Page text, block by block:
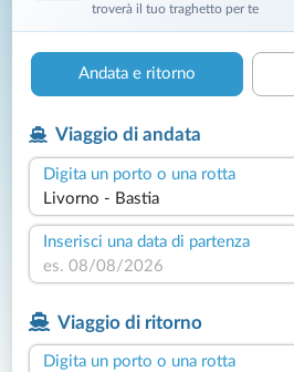
troverà il tuo traghetto per te
Andata e ritorno
Viaggio di andata
Digita un porto o una rotta
Inserisci una data di partenza
Viaggio di ritorno
Digita un porto o una rotta